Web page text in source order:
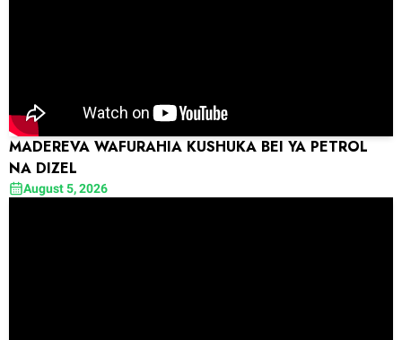
MADEREVA WAFURAHIA KUSHUKA BEI YA PETROL
NA DIZEL
August 5, 2026